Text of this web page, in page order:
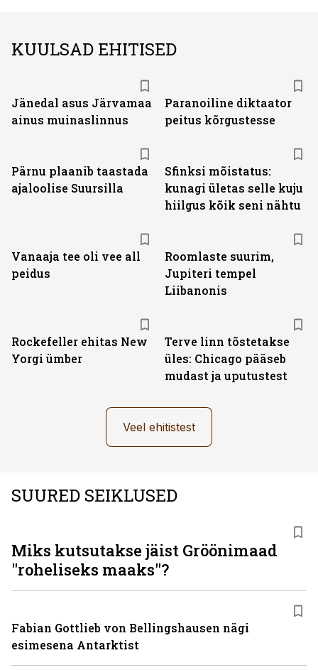
KUULSAD EHITISED
Jänedal asus Järvamaa
ainus muinaslinnus
Paranoiline diktaator
peitus kõrgustesse
Pärnu plaanib taastada
ajaloolise Suursilla
Sfinksi mõistatus:
kunagi ületas selle kuju
hiilgus kõik seni nähtu
Vanaaja tee oli vee all
peidus
Roomlaste suurim,
Jupiteri tempel
Liibanonis
Rockefeller ehitas New
Yorgi ümber
Terve linn tõstetakse
üles: Chicago pääseb
mudast ja uputustest
Veel ehitistest
SUURED SEIKLUSED
Miks kutsutakse jäist Gröönimaad
"roheliseks maaks"?
Fabian Gottlieb von Bellingshausen nägi
esimesena Antarktist